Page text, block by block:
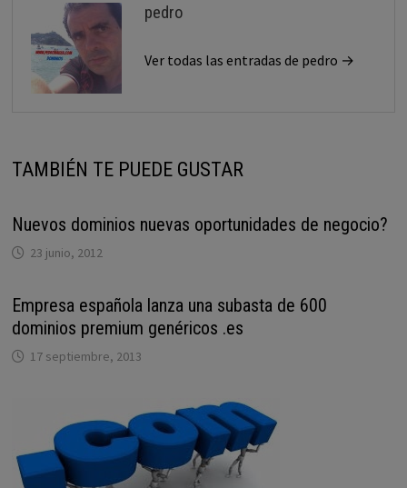
pedro
Ver todas las entradas de pedro →
TAMBIÉN TE PUEDE GUSTAR
Nuevos dominios nuevas oportunidades de negocio?
23 junio, 2012
Empresa española lanza una subasta de 600
dominios premium genéricos .es
17 septiembre, 2013